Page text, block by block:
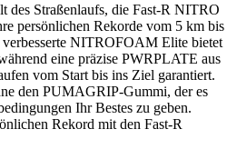
des Straßenlaufs, die Fast-R NITRO
persönlichen Rekorde vom 5 km bis
NITROFOAM Elite bietet
eine präzise PWRPLATE aus
vom Start bis ins Ziel garantiert.
den PUMAGRIP-Gummi, der es
Ihr Bestes zu geben.
Rekord mit den Fast-R